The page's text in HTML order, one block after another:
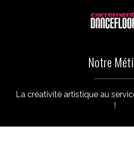
Notre
La créativité artistique au
!